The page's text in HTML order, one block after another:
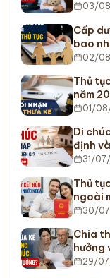
03/
Cấp
bao
02/
Thủ
năm
01/
Di
định
31/
Thủ
ngoài
30/
Chia
hưởng
29/